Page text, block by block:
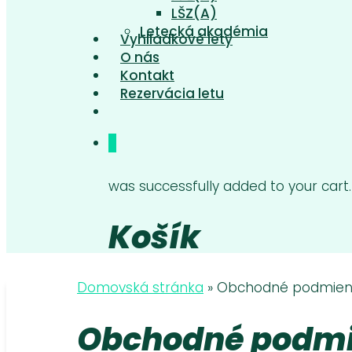
LŠZ(A)
Letecká akadémia
Vyhliadkové lety
O nás
Kontakt
Rezervácia letu
was successfully added to your cart.
Košík
Domovská stránka » Obchodné
Obchodné